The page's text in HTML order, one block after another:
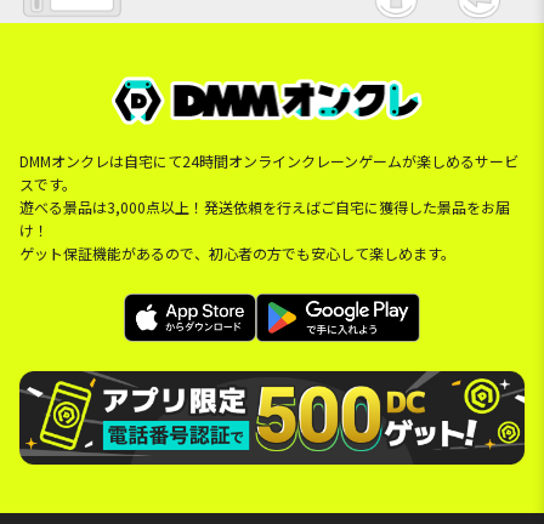
DMMオンクレは自宅にて24時間オンラインクレーンゲームが楽しめるサービ
スです。
遊べる景品は3,000点以上！発送依頼を行えばご自宅に獲得した景品をお届
け！
ゲット保証機能があるので、初心者の方でも安心して楽しめます。